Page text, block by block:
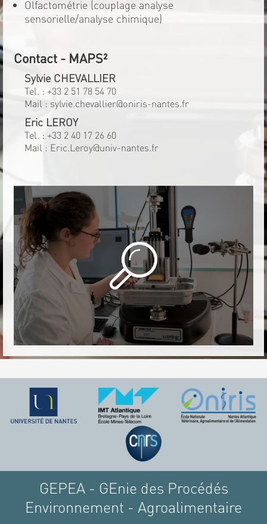
Olfactométrie (couplage analyse
sensorielle/analyse chimique)
Contact - MAPS²
Sylvie CHEVALLIER
Tel. : +33 2 51 78 54 70
Mail : sylvie.chevallier@oniris-nantes.fr
Eric LEROY
Tel. : +33 2 40 17 26 60
Mail : Eric.Leroy@univ-nantes.fr
GEPEA - GEnie des Procédés
Environnement - Agroalimentaire